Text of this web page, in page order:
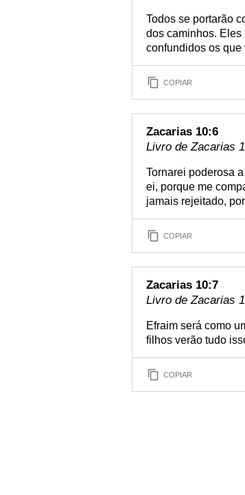
Todos se portarão
dos caminhos. Eles
confundidos os que
COPIAR
Zacarias 10:6
Livro de Zacarias
Tornarei poderosa
ei, porque me
jamais rejeitado,
COPIAR
Zacarias 10:7
Livro de Zacarias
Efraim será como
filhos verão tudo
COPIAR